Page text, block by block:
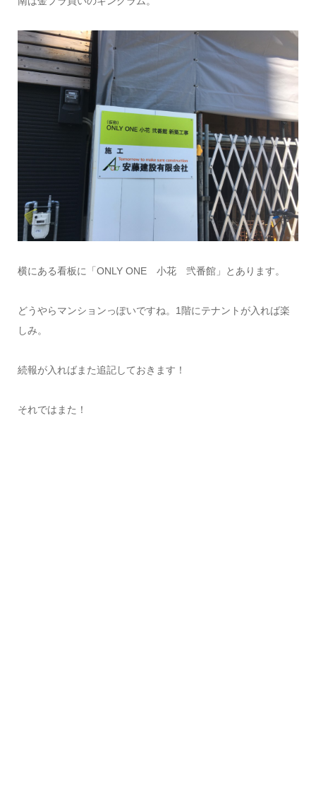
横にある看板に「ONLY ONE 小花 弐番館」とあります。
どうやらマンションっぽいですね。1階にテナントが入れば楽
しみ。
続報が入ればまた追記しておきます！
それではまた！